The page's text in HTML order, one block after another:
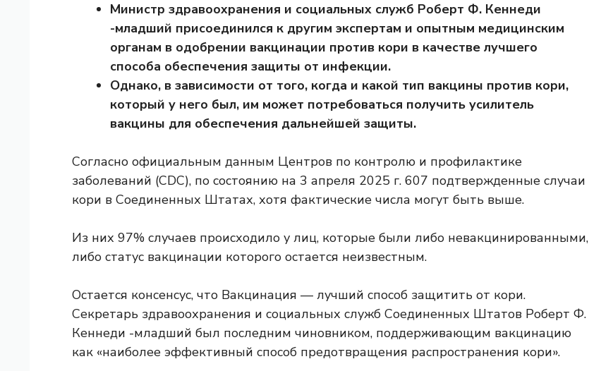
Министр здравоохранения и социальных служб Роберт Ф. Кеннеди
-младший присоединился к другим экспертам и опытным медицинским
органам в одобрении вакцинации против кори в качестве лучшего
способа обеспечения защиты от инфекции.
Однако, в зависимости от того, когда и какой тип вакцины против кори,
который у него был, им может потребоваться получить усилитель
вакцины для обеспечения дальнейшей защиты.
Согласно официальным данным Центров по контролю и профилактике
заболеваний (CDC), по состоянию на 3 апреля 2025 г. 607 подтвержденные случаи
кори в Соединенных Штатах, хотя фактические числа могут быть выше.
Из них 97% случаев происходило у лиц, которые были либо невакцинированными,
либо статус вакцинации которого остается неизвестным.
Остается консенсус, что Вакцинация — лучший способ защитить от кори.
Секретарь здравоохранения и социальных служб Соединенных Штатов Роберт Ф.
Кеннеди -младший был последним чиновником, поддерживающим вакцинацию
как «наиболее эффективный способ предотвращения распространения кори».